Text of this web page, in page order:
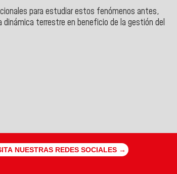
para estudiar estos fenómenos antes,
terrestre en beneficio de la gestión del
NUESTRAS REDES SOCIALES →